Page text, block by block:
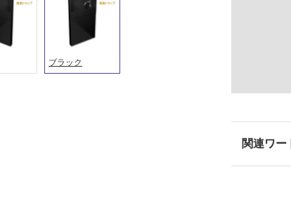
ブラック